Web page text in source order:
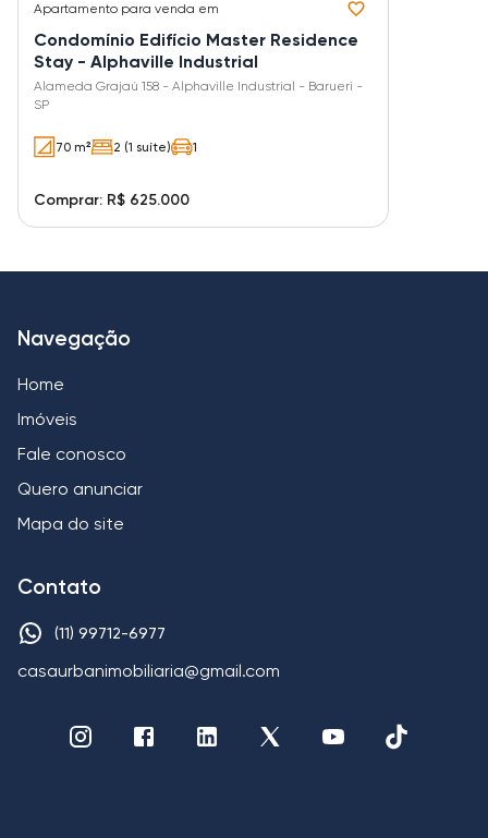
Apartamento para venda em
Condomínio Edifício Master Residence
Stay - Alphaville Industrial
Alameda Grajaú 158 - Alphaville Industrial - Barueri -
SP
70 m² 2 (1 suíte) 1
Comprar: R$ 625.000
Navegação
Home
Imóveis
Fale conosco
Quero anunciar
Mapa do site
Contato
(11) 99712-6977
casaurbanimobiliaria@gmail.com